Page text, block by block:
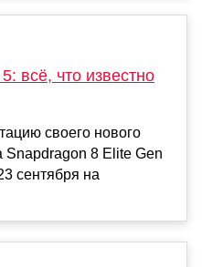
всё, что известно
своего нового
Snapdragon 8 Elite Gen
сентября на